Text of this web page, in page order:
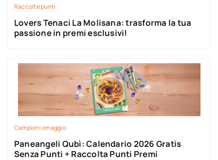
Raccolte punti
Lovers Tenaci La Molisana: trasforma la tua
passione in premi esclusivi!
Campioni omaggio
Paneangeli Qubì: Calendario 2026 Gratis
Senza Punti + Raccolta Punti Premi